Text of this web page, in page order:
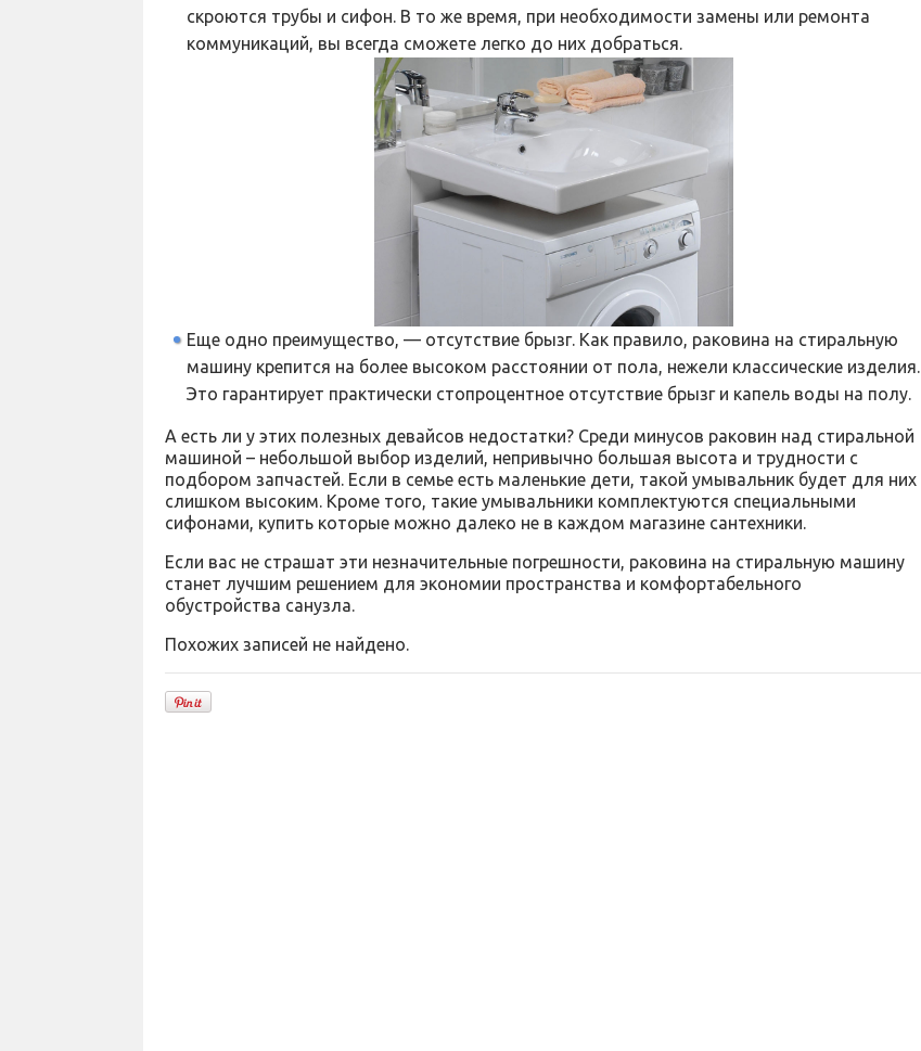
скроются трубы и сифон. В то же время, при необходимости замены или ремонта
коммуникаций, вы всегда сможете легко до них добраться.
Еще одно преимущество, — отсутствие брызг. Как правило, раковина на стиральную
машину крепится на более высоком расстоянии от пола, нежели классические изделия.
Это гарантирует практически стопроцентное отсутствие брызг и капель воды на полу.
А есть ли у этих полезных девайсов недостатки? Среди минусов раковин над стиральной
машиной – небольшой выбор изделий, непривычно большая высота и трудности с
подбором запчастей. Если в семье есть маленькие дети, такой умывальник будет для них
слишком высоким. Кроме того, такие умывальники комплектуются специальными
сифонами, купить которые можно далеко не в каждом магазине сантехники.
Если вас не страшат эти незначительные погрешности, раковина на стиральную машину
станет лучшим решением для экономии пространства и комфортабельного
обустройства санузла.
Похожих записей не найдено.